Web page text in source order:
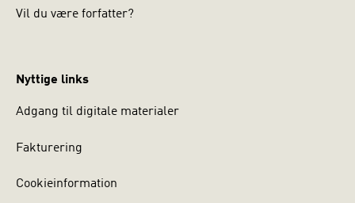
Vil du være forfatter?
Nyttige links
Adgang til digitale materialer
Fakturering
Cookieinformation